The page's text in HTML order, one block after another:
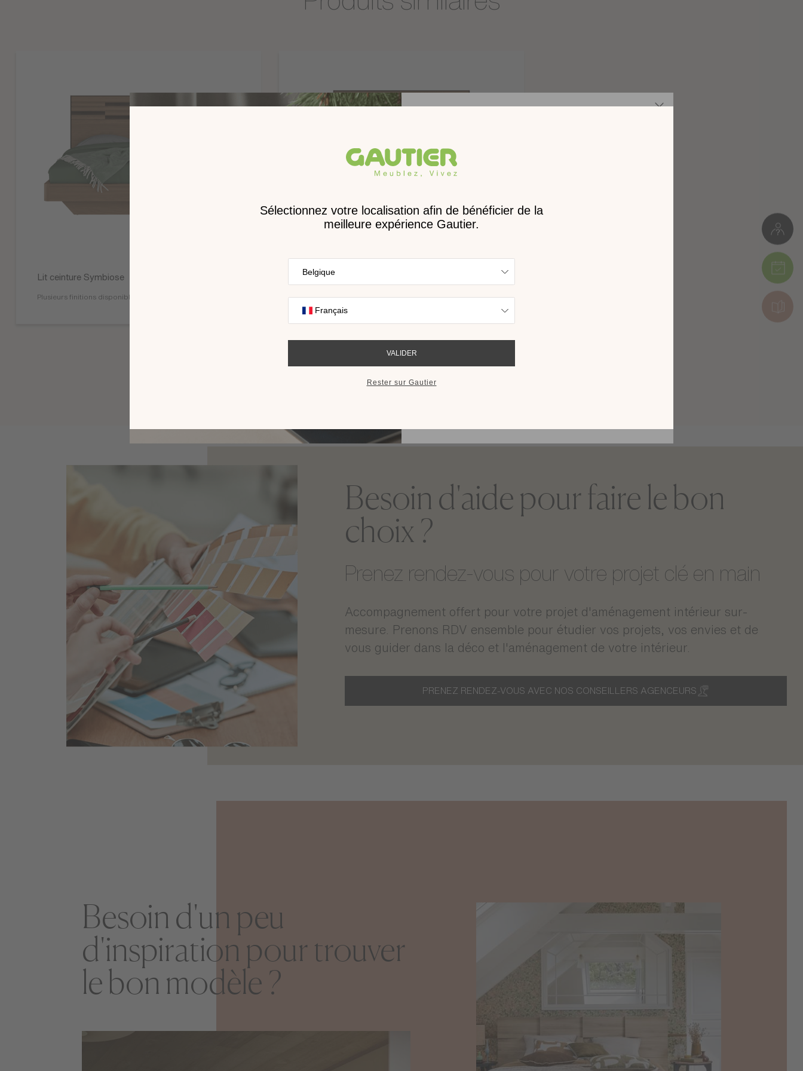
Pieds des commode, chiffonnier, chevet sur pieds : panneaux de fibres enrobes décor
imitation Noyer ambre.
Coulisses invisibles réglables en hauteur, avec amortisseurs à la fermeture.
Meubles à monter soi-même sauf ceux signales par * (montes entièrement sauf
Télécharger la notice de montage
Lit ceinture Symbiose
Plusieurs finitions disponibles
Lit coffre 2 tiroirs Symbiose
Plusieurs finitions disponibles
Besoin d'aide pour faire le bon
choix ?
Prenez rendez-vous pour votre projet clé en main
Accompagnement offert pour votre projet d'aménagement intérieur sur-
mesure. Prenons RDV ensemble pour étudier vos projets, vos envies et de
vous guider dans la déco et l'aménagement de votre intérieur.
PRENEZ RENDEZ-VOUS AVEC NOS CONSEILLERS AGENCEURS
Besoin d'un peu
d'inspiration pour trouver
le bon modèle ?
nouveau catalogue
Trouvez l’inspiration en découvrant
nos collections sur l’écran de votre
RECEVOIR LE CATALOGUE 2026